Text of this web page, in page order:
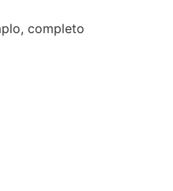
completo